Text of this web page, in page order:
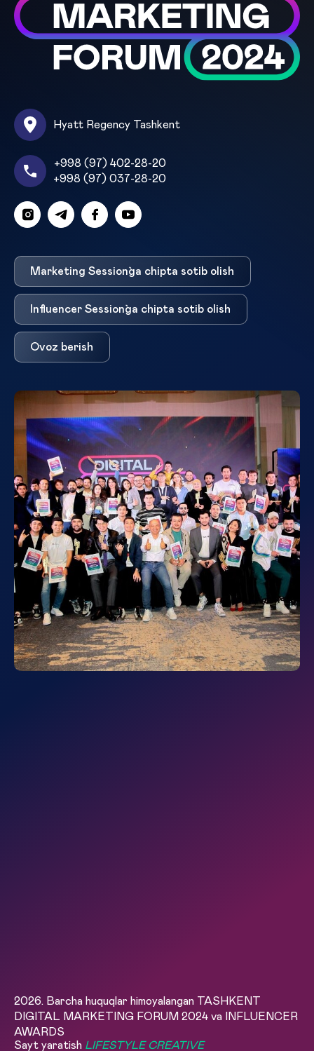
Hyatt Regency Tashkent
+998 (97) 402-28-20
+998 (97) 037-28-20
Marketing Session`ga chipta sotib olish
Influencer Session`ga chipta sotib olish
Ovoz berish
2026. Barcha huquqlar himoyalangan TASHKENT
DIGITAL MARKETING FORUM 2024 va INFLUENCER
AWARDS
Sayt yaratish LIFESTYLE CREATIVE